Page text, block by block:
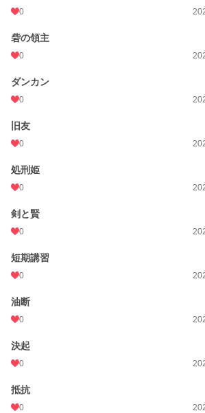
0
砦の領主
0
ダンカン
0
旧友
0
処刑姫
0
剣と賢
0
短期講習
0
油断
0
決起
0
抵抗
0